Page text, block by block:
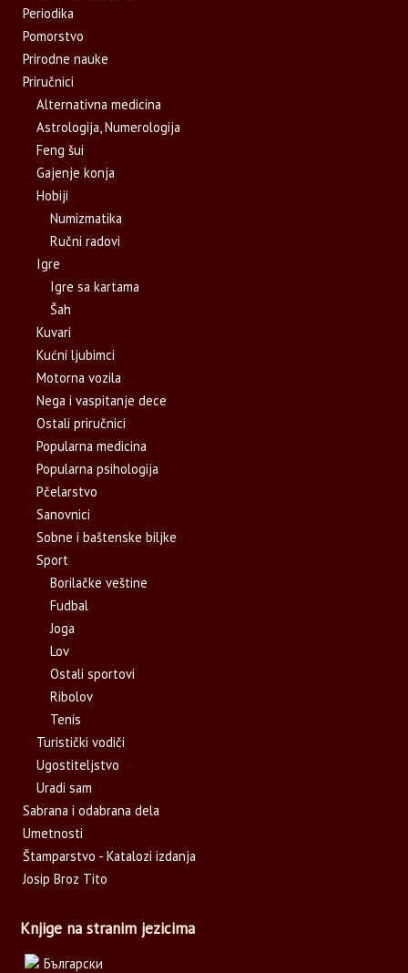
Periodika
Pomorstvo
Prirodne nauke
Priručnici
Alternativna medicina
Astrologija, Numerologija
Feng šui
Gajenje konja
Hobiji
Numizmatika
Ručni radovi
Igre
Igre sa kartama
Šah
Kuvari
Kućni ljubimci
Motorna vozila
Nega i vaspitanje dece
Ostali priručnici
Popularna medicina
Popularna psihologija
Pčelarstvo
Sanovnici
Sobne i baštenske biljke
Sport
Borilačke veštine
Fudbal
Joga
Lov
Ostali sportovi
Ribolov
Tenis
Turistički vodiči
Ugostiteljstvo
Uradi sam
Sabrana i odabrana dela
Umetnosti
Štamparstvo - Katalozi izdanja
Josip Broz Tito
Knjige na stranim jezicima
Български